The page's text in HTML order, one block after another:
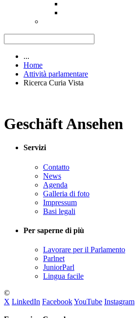
...
Home
Attività parlamentare
Ricerca Curia Vista
Geschäft Ansehen
Servizi
Contatto
News
Agenda
Galleria di foto
Impressum
Basi legali
Per saperne di più
Lavorare per il Parlamento
Parlnet
JuniorParl
Lingua facile
©
X LinkedIn FacebookYouTube Instagram